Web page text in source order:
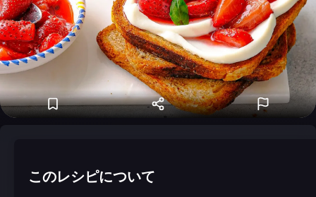
このレシピについて